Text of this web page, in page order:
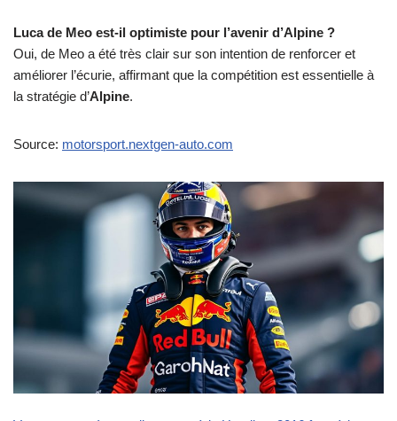
Luca de Meo est-il optimiste pour l’avenir d’Alpine ?
Oui, de Meo a été très clair sur son intention de renforcer et
améliorer l’écurie, affirmant que la compétition est essentielle à
la stratégie d’Alpine.
Source: motorsport.nextgen-auto.com